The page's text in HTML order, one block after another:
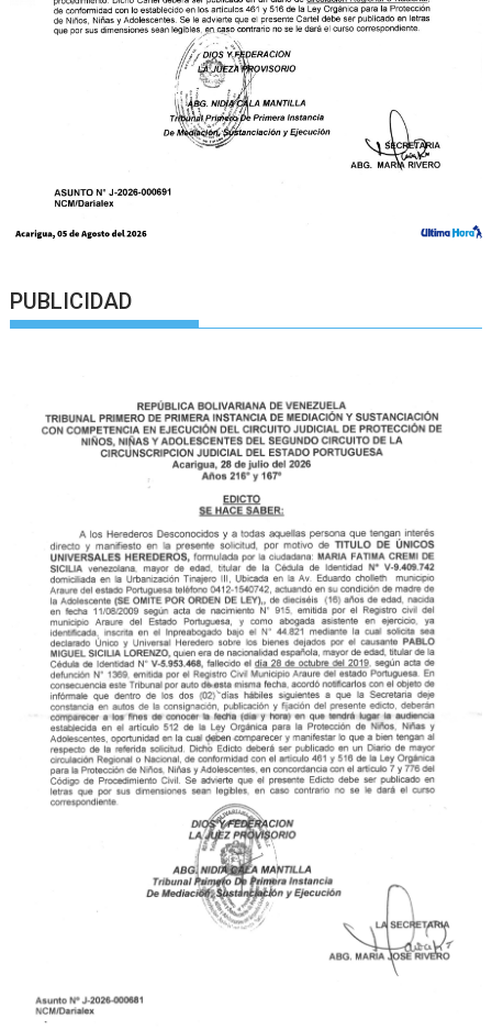
PUBLICIDAD